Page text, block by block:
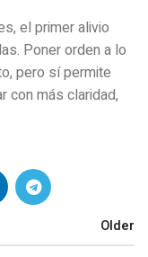
el primer alivio
Poner orden a lo
pero sí permite
con más claridad,
Older